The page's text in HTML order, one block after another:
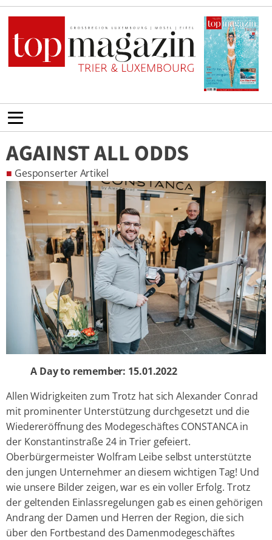
AGAINST ALL ODDS
■ Gesponserter Artikel
A Day to remember: 15.01.2022
Allen Widrigkeiten zum Trotz hat sich Alexander Conrad
mit prominenter Unterstützung durchgesetzt und die
Wiedereröffnung des Modegeschäftes CONSTANCA in
der Konstantinstraße 24 in Trier gefeiert.
Oberbürgermeister Wolfram Leibe selbst unterstützte
den jungen Unternehmer an diesem wichtigen Tag! Und
wie unsere Bilder zeigen, war es ein voller Erfolg. Trotz
der geltenden Einlassregelungen gab es einen gehörigen
Andrang der Damen und Herren der Region, die sich
über den Fortbestand des Damenmodegeschäftes